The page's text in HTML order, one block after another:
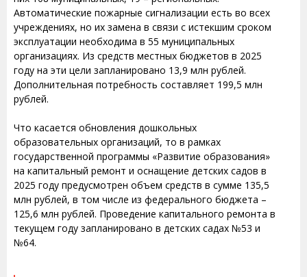
Автоматические пожарные сигнализации есть во всех
учреждениях, но их замена в связи с истекшим сроком
эксплуатации необходима в 55 муниципальных
организациях. Из средств местных бюджетов в 2025
году на эти цели запланировано 13,9 млн рублей.
Дополнительная потребность составляет 199,5 млн
рублей.
Что касается обновления дошкольных
образовательных организаций, то в рамках
государственной программы «Развитие образования»
на капитальный ремонт и оснащение детских садов в
2025 году предусмотрен объем средств в сумме 135,5
млн рублей, в том числе из федерального бюджета –
125,6 млн рублей. Проведение капитального ремонта в
текущем году запланировано в детских садах №53 и
№64.